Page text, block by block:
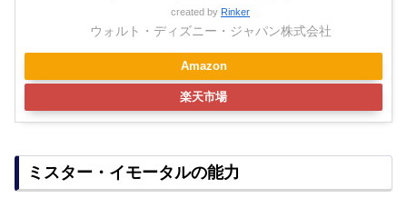
created by Rinker
ウォルト・ディズニー・ジャパン株式会社
Amazon
楽天市場
ミスター・イモータルの能力